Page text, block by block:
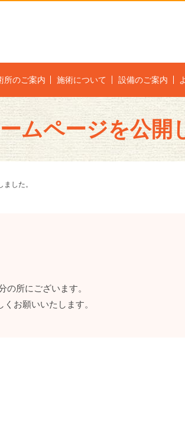
所のご案内 施術について 設備のご案内
ムページを公開
した。
の所にございます。
お願いいたします。